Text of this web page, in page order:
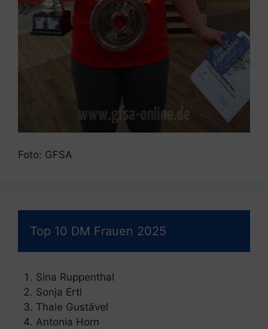
Foto: GFSA
Top 10 DM Frauen 2025
Sina Ruppenthal
Sonja Ertl
Thale Gustävel
Antonia Horn